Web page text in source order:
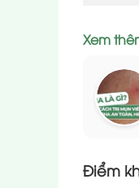
Xem
Điểm